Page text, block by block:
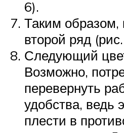
6).
Таким образом,
второй ряд
Следующий
Возможно,
перевернуть
удобства, ведь
плести в